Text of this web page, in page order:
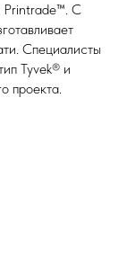
Printrade™. С
Специалисты
Tyvek® и
проекта.